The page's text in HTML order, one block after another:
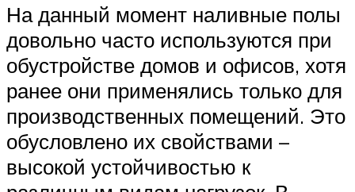
На данный момент наливные полы
довольно часто используются при
обустройстве домов и офисов, хотя
ранее они применялись только для
производственных помещений. Это
обусловлено их свойствами –
высокой устойчивостью к